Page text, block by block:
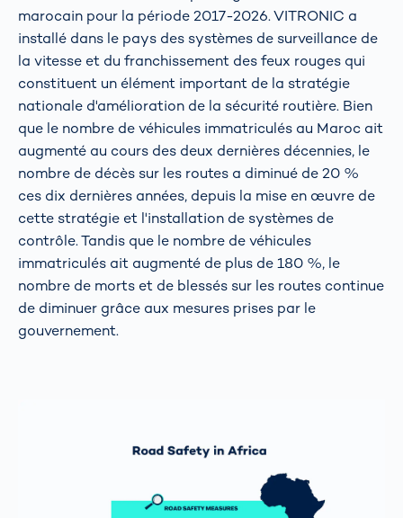
marocain pour la période 2017-2026. VITRONIC a
installé dans le pays des systèmes de surveillance de
la vitesse et du franchissement des feux rouges qui
constituent un élément important de la stratégie
nationale d'amélioration de la sécurité routière. Bien
que le nombre de véhicules immatriculés au Maroc ait
augmenté au cours des deux dernières décennies, le
nombre de décès sur les routes a diminué de 20 %
ces dix dernières années, depuis la mise en œuvre de
cette stratégie et l'installation de systèmes de
contrôle. Tandis que le nombre de véhicules
immatriculés ait augmenté de plus de 180 %, le
nombre de morts et de blessés sur les routes continue
de diminuer grâce aux mesures prises par le
gouvernement.